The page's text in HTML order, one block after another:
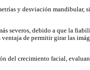
y desviación mandibular,
severos, debido a que la
de permitir girar las
del crecimiento facial,